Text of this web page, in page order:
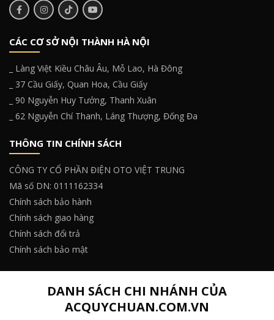
CÁC CƠ SỞ NỘI THÀNH HÀ NỘI
_ Làng Việt Kiều Châu Âu, Mỗ Lao, Hà Đông
_ 37 Cầu Giấy, Quan Hoa, Cầu Giấy
_ 90 Nguyễn Huy Tưởng, Thanh Xuân
_ 62 Nguyễn Chí Thanh, Láng Thượng, Đống Đa
THÔNG TIN CHÍNH SÁCH
CÔNG TY CỔ PHẦN ĐIỆN OTO VIỆT TRUNG
Mã số DN: 0111162334
Chính sách bảo hành
Chính sách giao hàng
Chính sách đổi trả
Chính sách bảo mật
DANH SÁCH CHI NHÁNH CỦA
ACQUYCHUAN.COM.VN